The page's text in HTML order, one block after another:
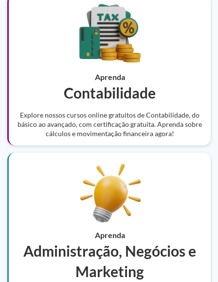
Aprenda
Contabilidade
Explore nossos cursos online gratuitos de Contabilidade, do
básico ao avançado, com certificação gratuita. Aprenda sobre
cálculos e movimentação financeira agora!
Aprenda
Administração, Negócios e
Marketing